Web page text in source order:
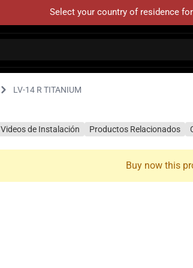
Select your country of residence
LV-14 R TITANIUM
Videos de Instalación Productos Relacionados
Buy now this